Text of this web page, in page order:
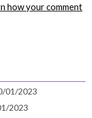
how your comment
01/2023
2023